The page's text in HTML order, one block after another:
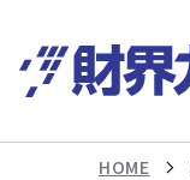
HOME